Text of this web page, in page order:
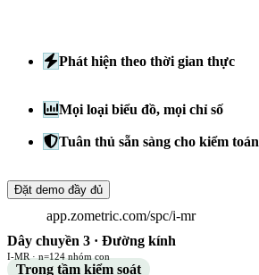
Phát hiện theo thời gian thực
Mọi loại biểu đồ, mọi chỉ số
Tuân thủ sẵn sàng cho kiểm toán
Đặt demo đầy đủ
app.zometric.com/spc/i-mr
Dây chuyền 3 · Đường kính
I-MR · n=124 nhóm con
Trong tầm kiểm soát